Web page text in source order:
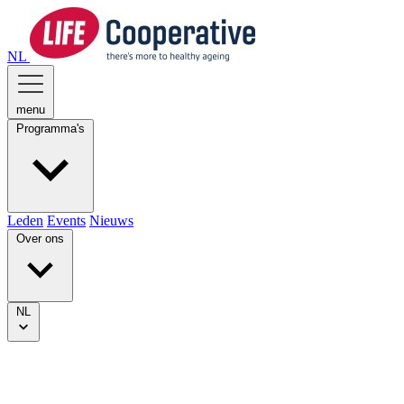
NL
menu
Programma's
Leden Events Nieuws
Over ons
NL